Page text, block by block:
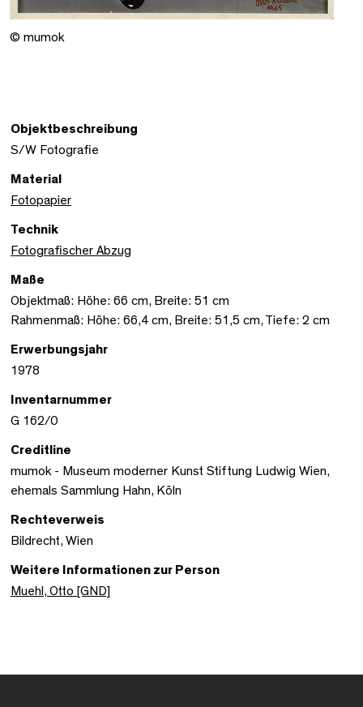
© mumok
Objektbeschreibung
S/W Fotografie
Material
Fotopapier
Technik
Fotografischer Abzug
Maße
Objektmaß: Höhe: 66 cm, Breite: 51 cm
Rahmenmaß: Höhe: 66,4 cm, Breite: 51,5 cm, Tiefe: 2 cm
Erwerbungsjahr
1978
Inventarnummer
G 162/0
Creditline
mumok - Museum moderner Kunst Stiftung Ludwig Wien,
ehemals Sammlung Hahn, Köln
Rechteverweis
Bildrecht, Wien
Weitere Informationen zur Person
Muehl, Otto [GND]